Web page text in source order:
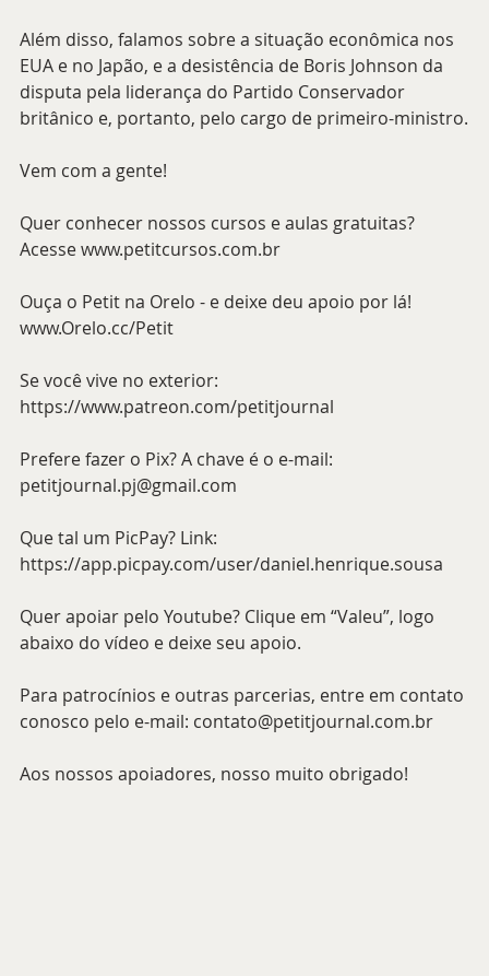
Além disso, falamos sobre a situação econômica nos
EUA e no Japão, e a desistência de Boris Johnson da
disputa pela liderança do Partido Conservador
britânico e, portanto, pelo cargo de primeiro-ministro.
Vem com a gente!
Quer conhecer nossos cursos e aulas gratuitas?
Acesse www.petitcursos.com.br
Ouça o Petit na Orelo - e deixe deu apoio por lá!
www.Orelo.cc/Petit
Se você vive no exterior:
https://www.patreon.com/petitjournal
Prefere fazer o Pix? A chave é o e-mail:
petitjournal.pj@gmail.com
Que tal um PicPay? Link:
https://app.picpay.com/user/daniel.henrique.sousa
Quer apoiar pelo Youtube? Clique em “Valeu”, logo
abaixo do vídeo e deixe seu apoio.
Para patrocínios e outras parcerias, entre em contato
conosco pelo e-mail: contato@petitjournal.com.br
Aos nossos apoiadores, nosso muito obrigado!